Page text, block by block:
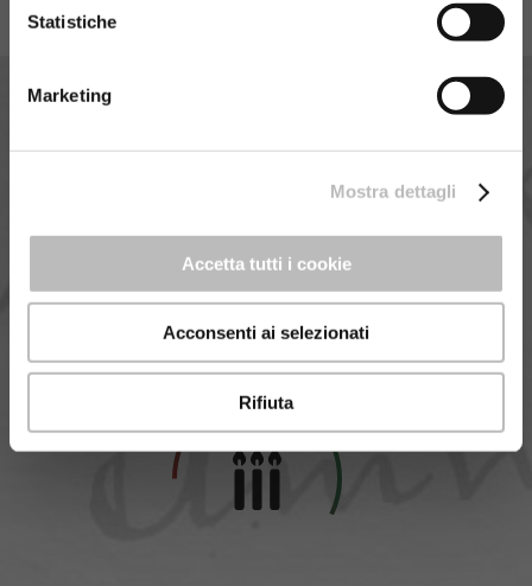
Statistiche
Marketing
Mostra dettagli
Accetta tutti i cookie
Acconsenti ai selezionati
Rifiuta